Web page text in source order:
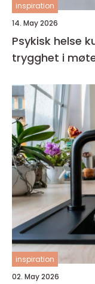
inspiration
14. May 2026
Psykisk helse kurs kunnskap
trygghet i
inspiration
02. May 2026